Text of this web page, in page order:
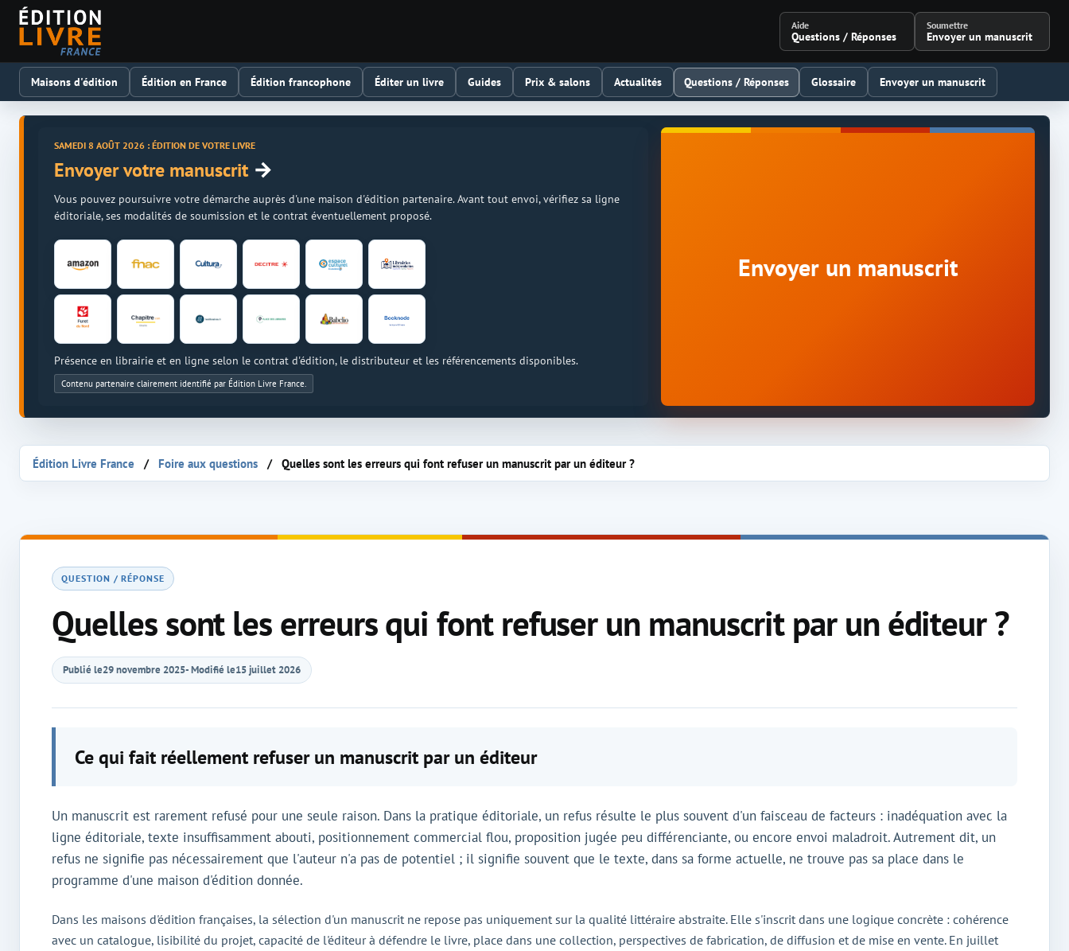
Aide
Questions / Réponses
Soumettre
Envoyer un manuscrit
Maisons d'édition Édition en France Édition francophone Éditer un livre Guides Prix & salons Actualités Questions / Réponses Glossaire Envoyer un manuscrit
SAMEDI 8 AOÛT 2026 : ÉDITION DE VOTRE LIVRE
Envoyer votre manuscrit →
Vous pouvez poursuivre votre démarche auprès d'une maison d'édition partenaire. Avant tout envoi, vérifiez sa ligne
éditoriale, ses modalités de soumission et le contrat éventuellement proposé.
Présence en librairie et en ligne selon le contrat d'édition, le distributeur et les référencements disponibles.
Contenu partenaire clairement identifié par Édition Livre France.
Envoyer un manuscrit
Édition Livre France Foire aux questions Quelles sont les erreurs qui font refuser un manuscrit par un éditeur ?
QUESTION / RÉPONSE
Quelles sont les erreurs qui font refuser un manuscrit par un éditeur ?
Publié le29 novembre 2025- Modifié le15 juillet 2026
Ce qui fait réellement refuser un manuscrit par un éditeur
Un manuscrit est rarement refusé pour une seule raison. Dans la pratique éditoriale, un refus résulte le plus souvent d'un faisceau de facteurs : inadéquation avec la
ligne éditoriale, texte insuffisamment abouti, positionnement commercial flou, proposition jugée peu différenciante, ou encore envoi maladroit. Autrement dit, un
refus ne signifie pas nécessairement que l'auteur n'a pas de potentiel ; il signifie souvent que le texte, dans sa forme actuelle, ne trouve pas sa place dans le
programme d'une maison d'édition donnée.
Dans les maisons d'édition françaises, la sélection d'un manuscrit ne repose pas uniquement sur la qualité littéraire abstraite. Elle s'inscrit dans une logique concrète : cohérence
avec un catalogue, lisibilité du projet, capacité de l'éditeur à défendre le livre, place dans une collection, perspectives de fabrication, de diffusion et de mise en vente. En juillet